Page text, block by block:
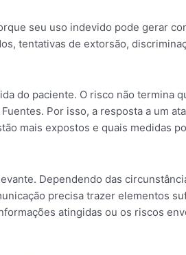
seu uso indevido pode gerar
tentativas de extorsão,
do paciente. O risco não termina
Por isso, a resposta a um
mais expostos e quais medidas
Dependendo das
precisa trazer elementos
atingidas ou os riscos